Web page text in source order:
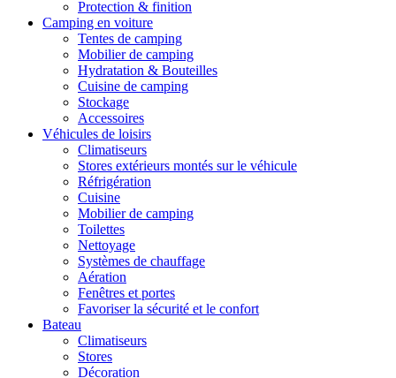
Protection & finition
Camping en voiture
Tentes de camping
Mobilier de camping
Hydratation & Bouteilles
Cuisine de camping
Stockage
Accessoires
Véhicules de loisirs
Climatiseurs
Stores extérieurs montés sur le véhicule
Réfrigération
Cuisine
Mobilier de camping
Toilettes
Nettoyage
Systèmes de chauffage
Aération
Fenêtres et portes
Favoriser la sécurité et le confort
Bateau
Climatiseurs
Stores
Décoration